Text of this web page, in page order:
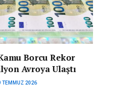
Borcu Rekor
Avroya Ulaştı
TEMMUZ 2026